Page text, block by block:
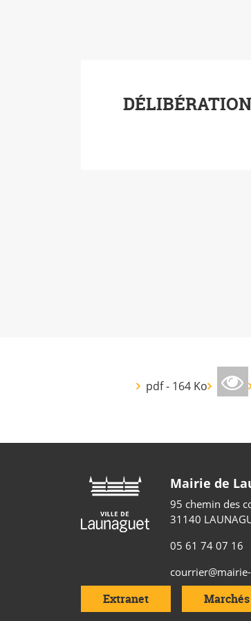
pdf - 164 Ko
Mairie de
95 chemin des
31140
05 61 74 07 16
Extranet